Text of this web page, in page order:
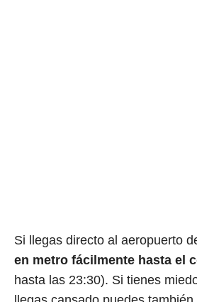
Si llegas directo al aeropuerto
en metro fácilmente hasta el
hasta las 23:30). Si tienes